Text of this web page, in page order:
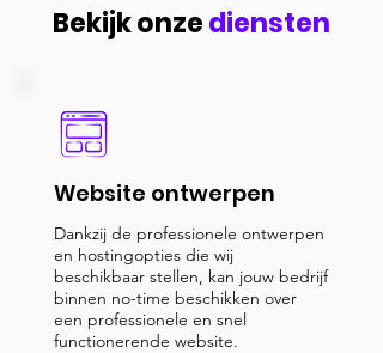
Bekijk onzediensten
Website ontwerpen
Dankzij de professionele ontwerpen
en hostingopties die wij
beschikbaar stellen, kan jouw bedrijf
binnen no-time beschikken over
een professionele en snel
functionerende website.